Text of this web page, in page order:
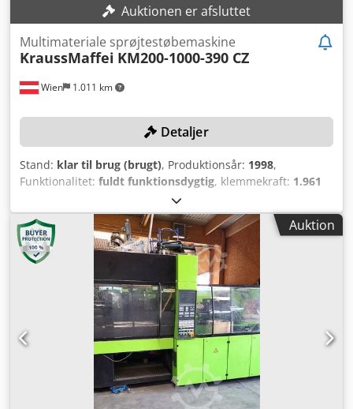
Auktionen er afsluttet
Wien 1.011 km
Multimateriale sprøjtestøbemaskine
KraussMaffei KM200-1000-390 CZ
Detaljer
Stand: klar til brug (brugt), Produktionsår: 1998,
Funktionalitet: fuldt funktionsdygtig, klemmekraft: 1.961
, Ingen mindstepris – garanteret salg til højestbydende!
TEKNISKE DATA Lukkekraft: 200 t Søjleafstand: 560 x 560
mm Snekkediameter (første komponent): 60 mm
Snekkediameter (anden komponent): 35 mm Sprøjtevægt
(første komponent): 566 g Sprøjtevægt (anden komponent):
178 g Dcedpfxjy Exdls Aftjk UDSTYR To-komponentsystem
KraussMaffei Multinject-system Bemærk: Ved køb af flere
artikler fra samme lokation (se tilbud nedenfor) bortfalder
de laveste omkostninger til demontering og læsning.
Auktion